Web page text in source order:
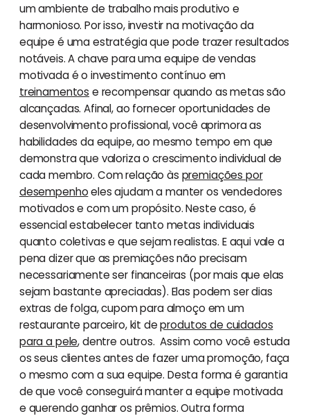
um ambiente de trabalho mais produtivo e
harmonioso. Por isso, investir na motivação da
equipe é uma estratégia que pode trazer resultados
notáveis. A chave para uma equipe de vendas
motivada é o investimento contínuo em
treinamentos e recompensar quando as metas são
alcançadas. Afinal, ao fornecer oportunidades de
desenvolvimento profissional, você aprimora as
habilidades da equipe, ao mesmo tempo em que
demonstra que valoriza o crescimento individual de
cada membro. Com relação às premiações por
desempenhoeles ajudam a manter os vendedores
motivados e com um propósito. Neste caso, é
essencial estabelecer tanto metas individuais
quanto coletivas e que sejam realistas. E aqui vale a
pena dizer que as premiações não precisam
necessariamente ser financeiras (por mais que elas
sejam bastante apreciadas). Elas podem ser dias
extras de folga, cupom para almoço em um
restaurante parceiro, kit deprodutos de cuidados
para a pele, dentre outros. Assim como você estuda
os seus clientes antes de fazer uma promoção, faça
o mesmo com a sua equipe. Desta forma é garantia
de que você conseguirá manter a equipe motivada
e querendo ganhar os prêmios. Outra forma